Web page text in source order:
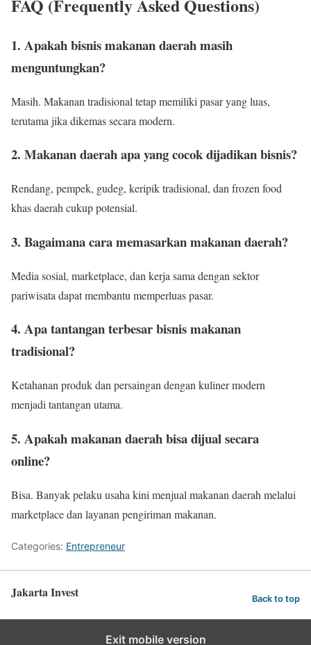
FAQ (Frequently Asked Questions)
1. Apakah bisnis makanan daerah masih
menguntungkan?
Masih. Makanan tradisional tetap memiliki pasar yang luas,
terutama jika dikemas secara modern.
2. Makanan daerah apa yang cocok dijadikan bisnis?
Rendang, pempek, gudeg, keripik tradisional, dan frozen food
khas daerah cukup potensial.
3. Bagaimana cara memasarkan makanan daerah?
Media sosial, marketplace, dan kerja sama dengan sektor
pariwisata dapat membantu memperluas pasar.
4. Apa tantangan terbesar bisnis makanan
tradisional?
Ketahanan produk dan persaingan dengan kuliner modern
menjadi tantangan utama.
5. Apakah makanan daerah bisa dijual secara
online?
Bisa. Banyak pelaku usaha kini menjual makanan daerah melalui
marketplace dan layanan pengiriman makanan.
Categories: Entrepreneur
Jakarta Invest Back to top
Exit mobile version